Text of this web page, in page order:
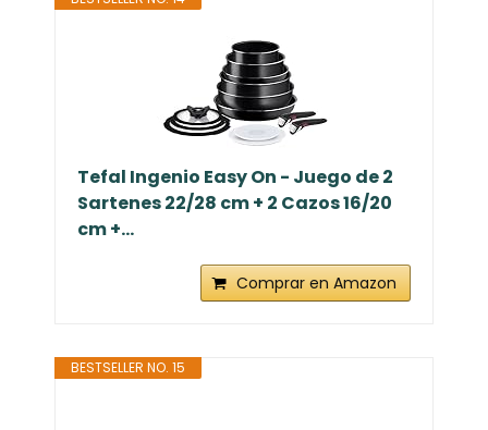
Tefal Ingenio Easy On - Juego de 2
Sartenes 22/28 cm + 2 Cazos 16/20
cm +...
Comprar en Amazon
BESTSELLER NO. 15